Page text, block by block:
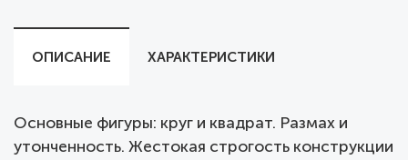
ОПИСАНИЕ ХАРАКТЕРИСТИКИ
Основные фигуры: круг и квадрат. Размах и
утонченность. Жестокая строгость конструкции